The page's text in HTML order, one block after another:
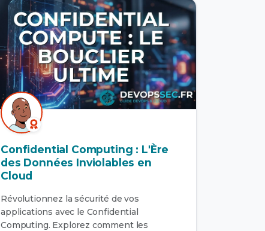
Confidential Computing : L'Ère
des Données Inviolables en
Cloud
Révolutionnez la sécurité de vos
applications avec le Confidential
Computing. Explorez comment les